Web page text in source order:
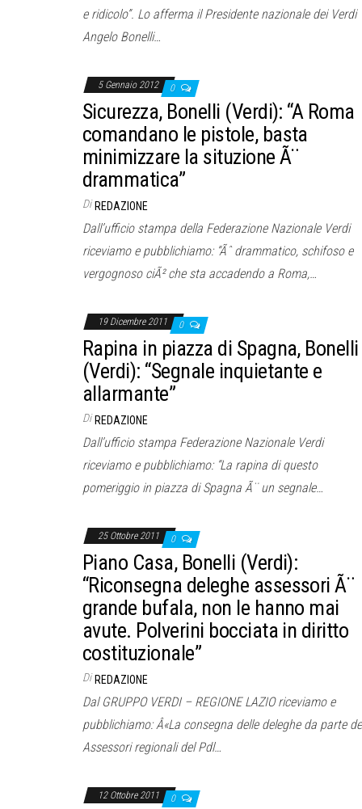
e ridicolo”. Lo afferma il Presidente nazionale dei Verdi
Angelo Bonelli…
5 Gennaio 2012 0
Sicurezza, Bonelli (Verdi): “A Roma
comandano le pistole, basta
minimizzare la situzione Ã¨
drammatica”
Di REDAZIONE
Dall’ufficio stampa della Federazione Nazionale Verdi
riceviamo e pubblichiamo: “Ãˆ drammatico, schifoso e
vergognoso ciÃ² che sta accadendo a Roma,…
19 Dicembre 2011 0
Rapina in piazza di Spagna, Bonelli
(Verdi): “Segnale inquietante e
allarmante”
Di REDAZIONE
Dall’ufficio stampa Federazione Nazionale Verdi
riceviamo e pubblichiamo: “La rapina di questo
pomeriggio in piazza di Spagna Ã¨ un segnale…
25 Ottobre 2011 0
Piano Casa, Bonelli (Verdi):
“Riconsegna deleghe assessori Ã¨
grande bufala, non le hanno mai
avute. Polverini bocciata in diritto
costituzionale”
Di REDAZIONE
Dal GRUPPO VERDI – REGIONE LAZIO riceviamo e
pubblichiamo: Â«La consegna delle deleghe da parte
Assessori regionali del Pdl…
12 Ottobre 2011 0